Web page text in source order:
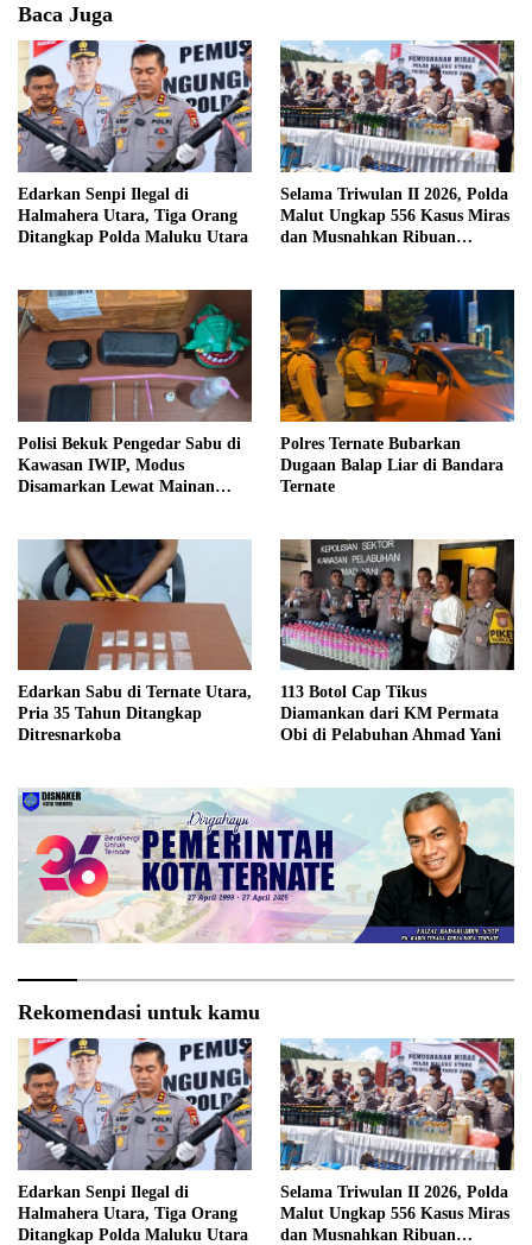
Baca Juga
Edarkan Senpi Ilegal di
Halmahera Utara, Tiga Orang
Ditangkap Polda Maluku Utara
Selama Triwulan II 2026, Polda
Malut Ungkap 556 Kasus Miras
dan Musnahkan Ribuan
Polisi Bekuk Pengedar Sabu di
Kawasan IWIP, Modus
Disamarkan Lewat Mainan
Polres Ternate Bubarkan
Dugaan Balap Liar di Bandara
Ternate
Edarkan Sabu di Ternate Utara,
Pria 35 Tahun Ditangkap
Ditresnarkoba
113 Botol Cap Tikus
Diamankan dari KM Permata
Obi di Pelabuhan Ahmad Yani
Rekomendasi untuk kamu
Edarkan Senpi Ilegal di
Halmahera Utara, Tiga Orang
Ditangkap Polda Maluku Utara
Selama Triwulan II 2026, Polda
Malut Ungkap 556 Kasus Miras
dan Musnahkan Ribuan